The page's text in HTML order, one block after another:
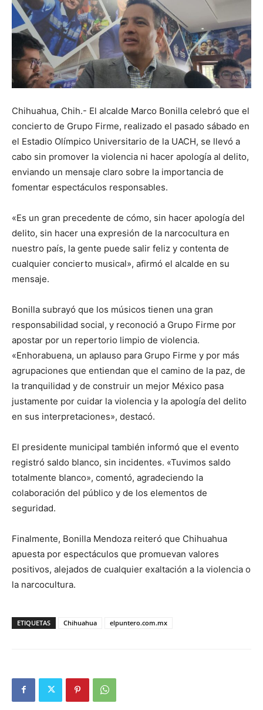
Chihuahua, Chih.- El alcalde Marco Bonilla celebró que el
concierto de Grupo Firme, realizado el pasado sábado en
el Estadio Olímpico Universitario de la UACH, se llevó a
cabo sin promover la violencia ni hacer apología al delito,
enviando un mensaje claro sobre la importancia de
fomentar espectáculos responsables.
«Es un gran precedente de cómo, sin hacer apología del
delito, sin hacer una expresión de la narcocultura en
nuestro país, la gente puede salir feliz y contenta de
cualquier concierto musical», afirmó el alcalde en su
mensaje.
Bonilla subrayó que los músicos tienen una gran
responsabilidad social, y reconoció a Grupo Firme por
apostar por un repertorio limpio de violencia.
«Enhorabuena, un aplauso para Grupo Firme y por más
agrupaciones que entiendan que el camino de la paz, de
la tranquilidad y de construir un mejor México pasa
justamente por cuidar la violencia y la apología del delito
en sus interpretaciones», destacó.
El presidente municipal también informó que el evento
registró saldo blanco, sin incidentes. «Tuvimos saldo
totalmente blanco», comentó, agradeciendo la
colaboración del público y de los elementos de
seguridad.
Finalmente, Bonilla Mendoza reiteró que Chihuahua
apuesta por espectáculos que promuevan valores
positivos, alejados de cualquier exaltación a la violencia o
la narcocultura.
ETIQUETAS Chihuahua elpuntero.com.mx